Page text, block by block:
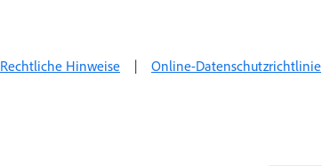
Rechtliche Hinweise | Online-Datenschutzrichtlinie